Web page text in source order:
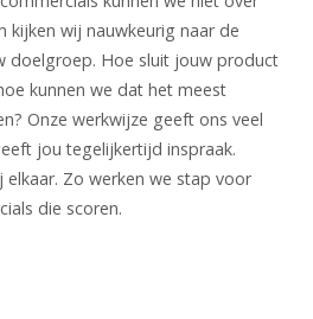
kijken wij nauwkeurig naar de
doelgroep. Hoe sluit jouw product
kunnen we dat het meest
Onze werkwijze geeft ons veel
jou tegelijkertijd inspraak.
Zo werken we stap voor
die scoren.